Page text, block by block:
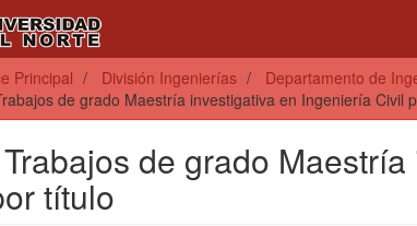
Principal División Ingenierías Departamento de
de grado Maestría investigativa en Ingeniería Civil
de grado
título